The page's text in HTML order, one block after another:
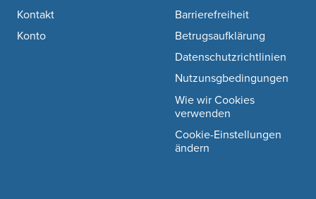
Footer navigation
Kontakt
Konto
Barrierefreiheit
Betrugsaufklärung
Datenschutzrichtlinien
Nutzunsgbedingungen
Wie wir Cookies
verwenden
Cookie-Einstellungen
ändern